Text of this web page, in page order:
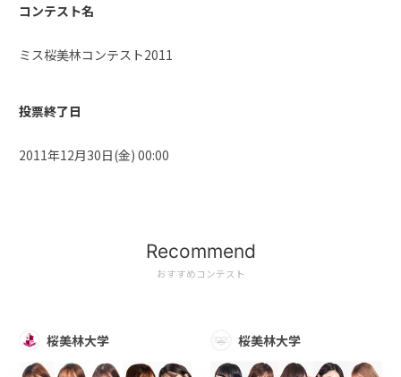
コンテスト名
ミス桜美林コンテスト2011
投票終了日
2011年12月30日(金) 00:00
Recommend
おすすめコンテスト
桜美林大学 桜美林大学